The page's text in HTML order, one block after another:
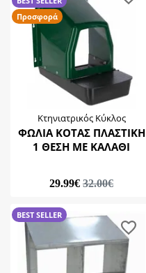
Προσφορά
Κτηνιατρικός Κύκλος
ΦΩΛΙΑ ΚΟΤΑΣ ΠΛΑΣΤΙΚΗ
1 ΘΕΣΗ ΜΕ ΚΑΛΑΘΙ
29.99€ 32.00€
BEST SELLER